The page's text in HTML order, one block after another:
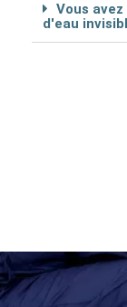
Vous
d'eau